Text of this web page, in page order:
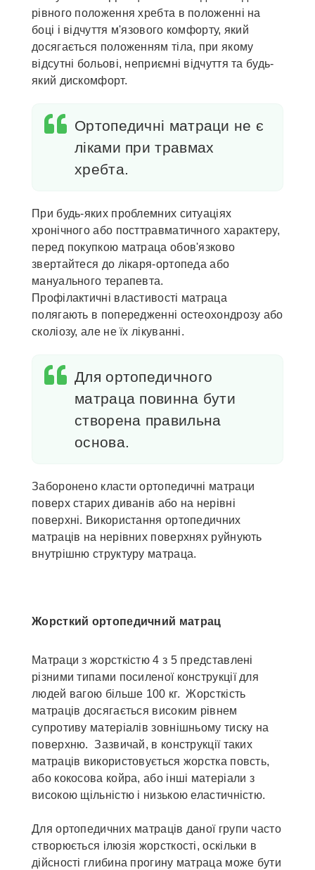
рівного положення хребта в положенні на
боці і відчуття м'язового комфорту, який
досягається положенням тіла, при якому
відсутні больові, неприємні відчуття та будь-
який дискомфорт.
Ортопедичні матраци не є
ліками при травмах
хребта.
При будь-яких проблемних ситуаціях
хронічного або посттравматичного характеру,
перед покупкою матраца обов'язково
звертайтеся до лікаря-ортопеда або
мануального терапевта.
Профілактичні властивості матраца
полягають в попередженні остеохондрозу або
сколіозу, але не їх лікуванні.
Для ортопедичного
матраца повинна бути
створена правильна
основа.
Заборонено класти ортопедичні матраци
поверх старих диванів або на нерівні
поверхні. Використання ортопедичних
матраців на нерівних поверхнях руйнують
внутрішню структуру матраца.
Жорсткий ортопедичний матрац
Матраци з жорсткістю 4 з 5 представлені
різними типами посиленої конструкції для
людей вагою більше 100 кг. Жорсткість
матраців досягається високим рівнем
супротиву матеріалів зовнішньому тиску на
поверхню. Зазвичай, в конструкції таких
матраців використовується жорстка повсть,
або кокосова койра, або інші матеріали з
високою щільністю і низькою еластичністю.
Для ортопедичних матраців даної групи часто
створюється ілюзія жорсткості, оскільки в
дійсності глибина прогину матраца може бути